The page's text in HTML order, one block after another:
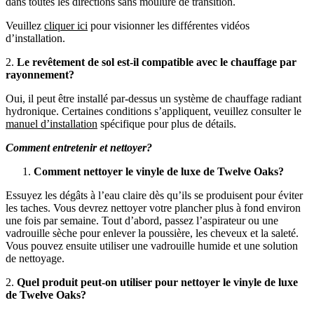
Veuillez cliquer ici pour visionner les différentes vidéos
d’installation.
2. Le revêtement de sol est-il compatible avec le chauffage par
rayonnement?
Oui, il peut être installé par-dessus un système de chauffage radiant
hydronique. Certaines conditions s’appliquent, veuillez consulter le
manuel d’installation spécifique pour plus de détails.
Comment entretenir et nettoyer?
Comment nettoyer le vinyle de luxe de Twelve Oaks?
Essuyez les dégâts à l’eau claire dès qu’ils se produisent pour éviter
les taches. Vous devrez nettoyer votre plancher plus à fond environ
une fois par semaine. Tout d’abord, passez l’aspirateur ou une
vadrouille sèche pour enlever la poussière, les cheveux et la saleté.
Vous pouvez ensuite utiliser une vadrouille humide et une solution
de nettoyage.
2. Quel produit peut-on utiliser pour nettoyer le vinyle de luxe
de Twelve Oaks?